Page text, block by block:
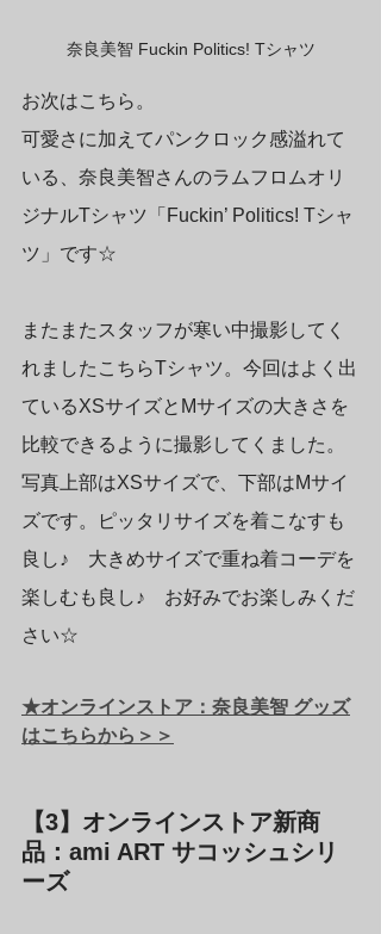
奈良美智 Fuckin Politics! Tシャツ
お次はこちら。
可愛さに加えてパンクロック感溢れて
いる、奈良美智さんのラムフロムオリ
ジナルTシャツ「Fuckin’ Politics! Tシャ
ツ」です☆
またまたスタッフが寒い中撮影してく
れましたこちらTシャツ。今回はよく出
ているXSサイズとMサイズの大きさを
比較できるように撮影してくました。
写真上部はXSサイズで、下部はMサイ
ズです。ピッタリサイズを着こなすも
良し♪　大きめサイズで重ね着コーデを
楽しむも良し♪　お好みでお楽しみくだ
さい☆
★オンラインストア：奈良美智 グッズ
はこちらから＞＞
【3】オンラインストア新商
品：ami ART サコッシュシリ
ーズ